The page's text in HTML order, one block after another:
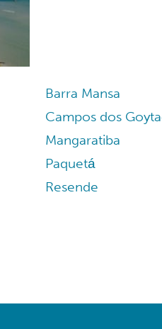
Barra Mansa
Campos dos
Mangaratiba
Paquetá
Resende